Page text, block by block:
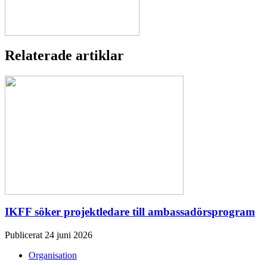
Relaterade artiklar
IKFF söker projektledare till ambassadörsprogram
Publicerat 24 juni 2026
Organisation